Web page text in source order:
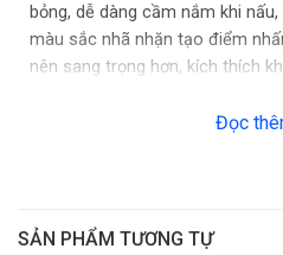
Chức năng khác:Chuông báo tự
được trên bếp từ
450 x
bỏng, dễ dàng cầm nắm khi
màu sắc nhã nhặn tạo điểm
nên sang trọng hơn, kích thích
Đọc
SẢN PHẨM TƯƠNG TỰ